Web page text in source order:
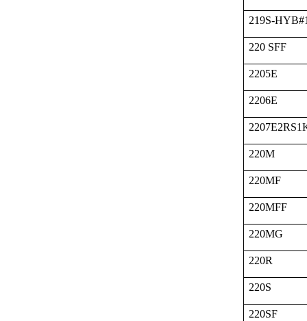
219S-
220 SFF
2205E
2206E
220M
220MF
220MFF
220MG
220R
220S
220SF